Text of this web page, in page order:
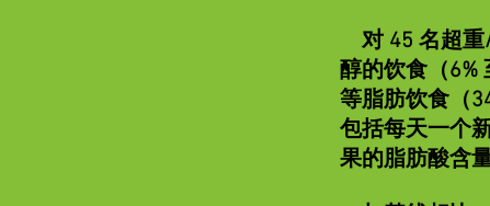
对 45 名超重
醇的饮食（6%
等脂肪饮食（
包括每天一个
果的脂肪酸含